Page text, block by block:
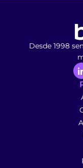
Desde 1998